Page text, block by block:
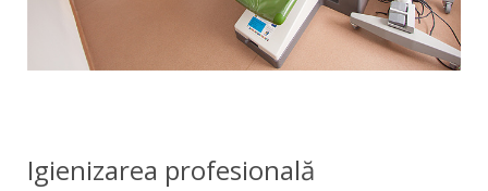
Igienizarea profesională